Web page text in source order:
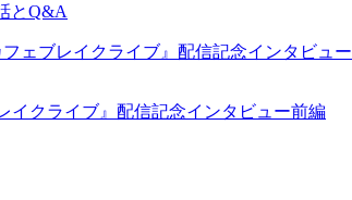
とQ&A
クライブ』配信記念インタビュー前編